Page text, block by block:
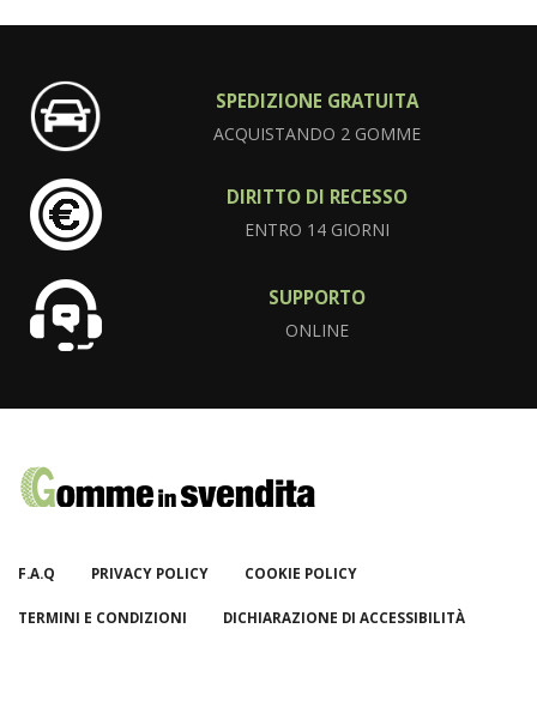
SPEDIZIONE GRATUITA
ACQUISTANDO 2 GOMME
DIRITTO DI RECESSO
ENTRO 14 GIORNI
SUPPORTO
ONLINE
F.A.Q PRIVACY POLICY COOKIE POLICY
TERMINI E CONDIZIONI DICHIARAZIONE DI ACCESSIBILITÀ